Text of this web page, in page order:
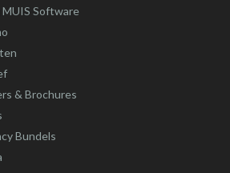
Software
& Brochures
Bundels